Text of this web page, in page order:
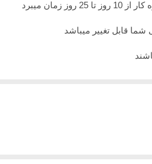
زمان میبرد
قابل تغییر میباشد
از پشتیبان های ما راهنمایی دریافت